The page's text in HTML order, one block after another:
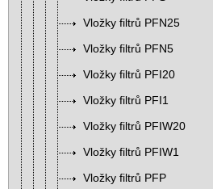
Vložky filtrů PFN25
Vložky filtrů PFN5
Vložky filtrů PFI20
Vložky filtrů PFI1
Vložky filtrů PFIW20
Vložky filtrů PFIW1
Vložky filtrů PFP